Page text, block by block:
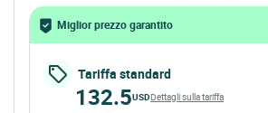
Miglior prezzo garantito
Tariffa standard
132.5USDDettagli sulla tariffa